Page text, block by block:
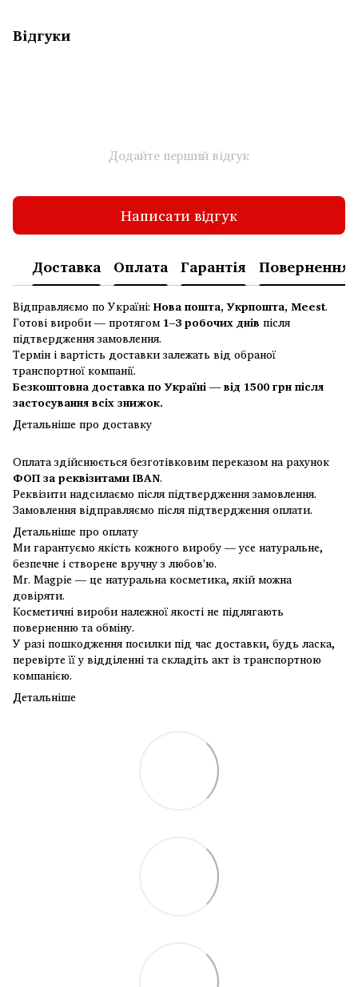
Відгуки
Додайте перший відгук
Написати відгук
Доставка Оплата Гарантія Повернення
Відправляємо по Україні: Нова пошта, Укрпошта, Meest.
Готові вироби — протягом 1–3 робочих днів після
підтвердження замовлення.
Термін і вартість доставки залежать від обраної
транспортної компанії.
Безкоштовна доставка по Україні — від 1500 грн після
застосування всіх знижок.
Детальніше про доставку
Оплата здійснюється безготівковим переказом на рахунок
ФОП за реквізитами IBAN.
Реквізити надсилаємо після підтвердження замовлення.
Замовлення відправляємо після підтвердження оплати.
Детальніше про оплату
Ми гарантуємо якість кожного виробу — усе натуральне,
безпечне і створене вручну з любов'ю.
Mr. Magpie — це натуральна косметика, якій можна
довіряти.
Косметичні вироби належної якості не підлягають
поверненню та обміну.
У разі пошкодження посилки під час доставки, будь ласка,
перевірте її у відділенні та складіть акт із транспортною
компанією.
Детальніше